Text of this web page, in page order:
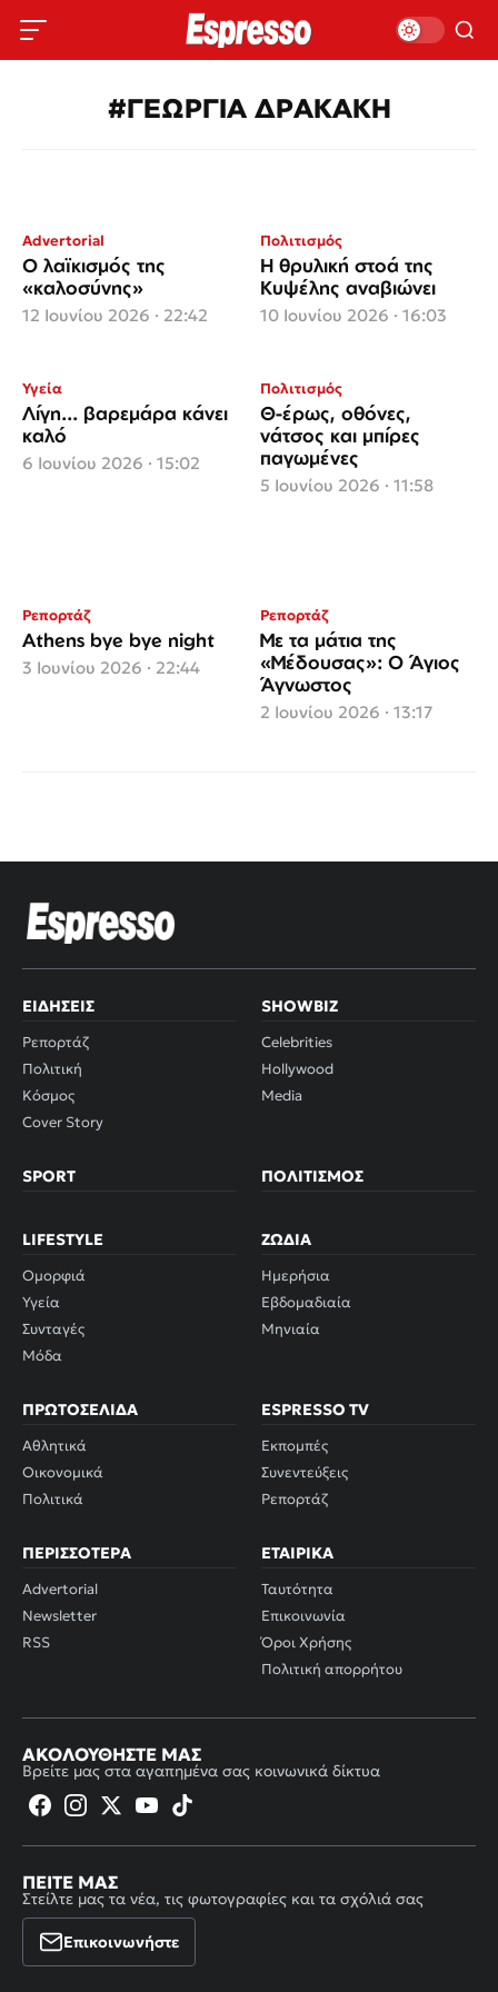
#ΓΕΩΡΓΙΑ ΔΡΑΚΑΚΗ
Advertorial
Ο λαϊκισμός της
«καλοσύνης»
12 Ιουνίου 2026 · 22:42
Πολιτισμός
Η θρυλική στοά της
Κυψέλης αναβιώνει
10 Ιουνίου 2026 · 16:03
Υγεία
Λίγη... βαρεμάρα κάνει
καλό
6 Ιουνίου 2026 · 15:02
Πολιτισμός
Θ-έρως, οθόνες,
νάτσος και μπίρες
παγωμένες
5 Ιουνίου 2026 · 11:58
Ρεπορτάζ
Athens bye bye night
3 Ιουνίου 2026 · 22:44
Ρεπορτάζ
Με τα μάτια της
«Μέδουσας»: Ο Άγιος
Άγνωστος
2 Ιουνίου 2026 · 13:17
ΕΙΔΉΣΕΙΣ
Ρεπορτάζ
Πολιτική
Κόσμος
Cover Story
SHOWBIZ
Celebrities
Hollywood
Media
SPORT ΠΟΛΙΤΙΣΜΌΣ
LIFESTYLE
Ομορφιά
Υγεία
Συνταγές
Μόδα
ΖΏΔΙΑ
Ημερήσια
Εβδομαδιαία
Μηνιαία
ΠΡΩΤΟΣΈΛΙΔΑ
Αθλητικά
Οικονομικά
Πολιτικά
ESPRESSO TV
Εκπομπές
Συνεντεύξεις
Ρεπορτάζ
ΠΕΡΙΣΣΌΤΕΡΑ
Advertorial
Newsletter
RSS
ΕΤΑΙΡΙΚΆ
Ταυτότητα
Επικοινωνία
Όροι Χρήσης
Πολιτική απορρήτου
ΑΚΟΛΟΥΘΉΣΤΕ ΜΑΣ
Βρείτε μας στα αγαπημένα σας κοινωνικά δίκτυα
ΠΕΊΤΕ ΜΑΣ
Στείλτε μας τα νέα, τις φωτογραφίες και τα σχόλιά σας
Επικοινωνήστε